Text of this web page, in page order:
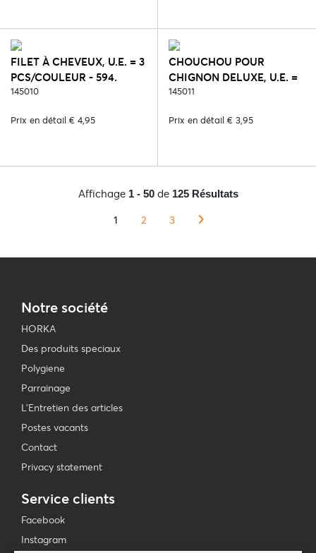
FILET À CHEVEUX, U.E. = 3
PCS/COULEUR - 594.
GOLD
145010
Prix en détail € 4,95
CHOUCHOU POUR
CHIGNON DELUXE, U.E. =
3 PCS/COULE - 2. NOIR
145011
Prix en détail € 3,95
Affichage 1 - 50de 125 Résultats
1 2 3
Notre société
HORKA
Des produits speciaux
Polygiene
Parrainage
L'Entretien des articles
Postes vacants
Contact
Privacy statement
Service clients
Facebook
Instagram